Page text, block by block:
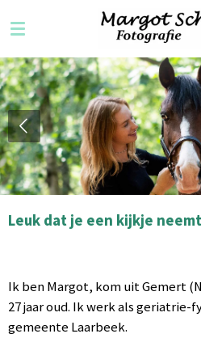
direct
naar
de
hoofdinhoud
Leuk dat je een kijkje
Ik ben Margot, kom uit Gemert
27 jaar oud. Ik werk als geriatrie-
gemeente Laarbeek.